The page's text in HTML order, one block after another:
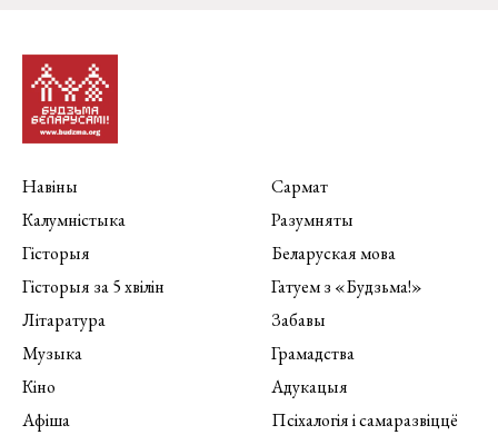
Навіны
Калумністыка
Гісторыя
Гісторыя за 5 хвілін
Літаратура
Музыка
Кіно
Афіша
Сармат
Разумняты
Беларуская мова
Гатуем з «Будзьма!»
Забавы
Грамадства
Адукацыя
Псіхалогія і самаразвіццё